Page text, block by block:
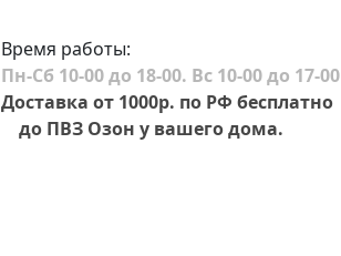
Время работы:
Пн-Сб 10-00 до 18-00. Вс 10-00 до 17-00
Доставка от 1000р. по РФ бесплатно
до ПВЗ Озон у вашего дома.